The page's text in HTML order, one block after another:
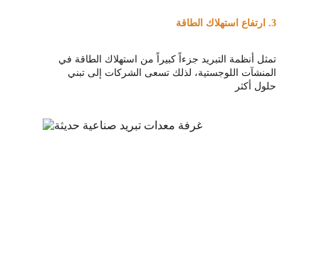
3. ارتفاع استهلاك الطاقة
تمثل أنظمة التبريد جزءاً كبيراً من استهلاك الطاقة في
المنشآت اللوجستية، لذلك تسعى الشركات إلى تبني
حلول أكثر